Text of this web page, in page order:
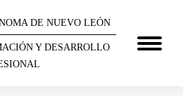
DE NUEVO LEÓN
Y DESARROLLO